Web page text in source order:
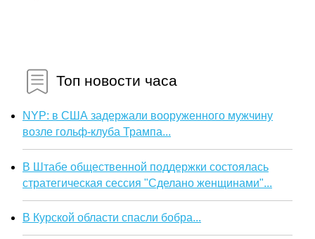
Топ новости часа
NYP: в США задержали вооруженного мужчину
возле гольф-клуба Трампа...
В Штабе общественной поддержки состоялась
стратегическая сессия "Сделано женщинами"...
В Курской области спасли бобра...